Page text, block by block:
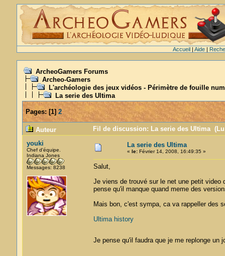
Accueil| Aide|
ArcheoGamers Forums
Archeo-Gamers
L'archéologie des jeux vidéos - Périmètre de fouille
La serie des Ultima
Pages:[1] 2
Auteur
Fil de discussion: La serie des Ultima (Lu
youki
Chef d'équipe.
Indiana Jones
Messages: 8238
La serie des Ultima
« le:Février 14, 2008, 16:49:35 »
Salut,
Je viens de trouvé sur le net une petit
pense qu'il manque quand meme des
Mais bon, c'est sympa, ca va rappeller des
Ultima history
Je pense qu'il faudra que je me replonge